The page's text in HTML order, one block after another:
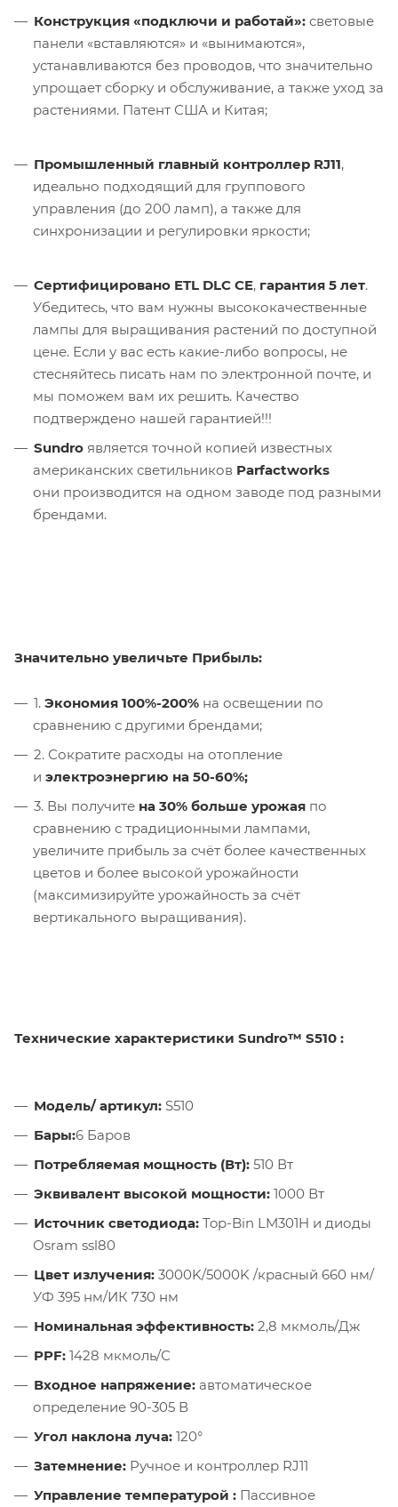
Конструкция «подключи и работай»: световые
панели «вставляются» и «вынимаются»,
устанавливаются без проводов, что значительно
упрощает сборку и обслуживание, а также уход за
растениями. Патент США и Китая;
Промышленный главный контроллер RJ11,
идеально подходящий для группового
управления (до 200 ламп), а также для
синхронизации и регулировки яркости;
Сертифицировано ETL DLC CE, гарантия 5 лет.
Убедитесь, что вам нужны высококачественные
лампы для выращивания растений по доступной
цене. Если у вас есть какие-либо вопросы, не
стесняйтесь писать нам по электронной почте, и
мы поможем вам их решить. Качество
подтверждено нашей гарантией!!!
Sundro является точной копией известных
американских светильников Parfactworks
они производится на одном заводе под разными
брендами.
Значительно увеличьте Прибыль:
1. Экономия 100%-200% на освещении по
сравнению с другими брендами;
2. Сократите расходы на отопление
и электроэнергию на 50-60%;
3. Вы получите на 30% больше урожая по
сравнению с традиционными лампами,
увеличите прибыль за счёт более качественных
цветов и более высокой урожайности
(максимизируйте урожайность за счёт
вертикального выращивания).
Технические характеристики Sundro™ S510 :
Модель/ артикул: S510
Бары:6 Баров
Потребляемая мощность (Вт): 510 Вт
Эквивалент высокой мощности: 1000 Вт
Источник светодиода: Top-Bin LM301H и диоды
Osram ssl80
Цвет излучения: 3000K/5000K /красный 660 нм/
УФ 395 нм/ИК 730 нм
Номинальная эффективность: 2,8 мкмоль/Дж
PPF: 1428 мкмоль/С
Входное напряжение: автоматическое
определение 90-305 В
Угол наклона луча: 120°
Затемнение: Ручное и контроллер RJ11
Управление температурой : Пассивное